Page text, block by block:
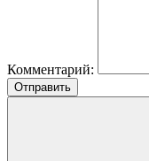
Комментарий:
Отправить